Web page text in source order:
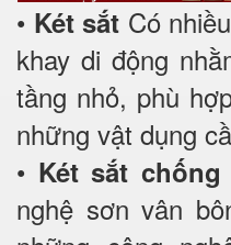
• Két sắt Có
khay di động
tầng nhỏ, phù
những vật dụng
• Két sắt chống
nghệ sơn vân